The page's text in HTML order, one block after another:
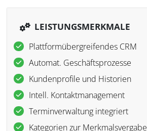
LEISTUNGSMERKMALE
Plattformübergreifendes CRM
Automat. Geschäftsprozesse
Kundenprofile und Historien
Intell. Kontaktmanagement
Terminverwaltung integriert
Kategorien zur Merkmalsvergabe